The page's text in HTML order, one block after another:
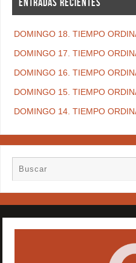
ENTRADAS RECIENTES
DOMINGO 18. TIEMPO
DOMINGO 17. TIEMPO
DOMINGO 16. TIEMPO
DOMINGO 15. TIEMPO
DOMINGO 14. TIEMPO